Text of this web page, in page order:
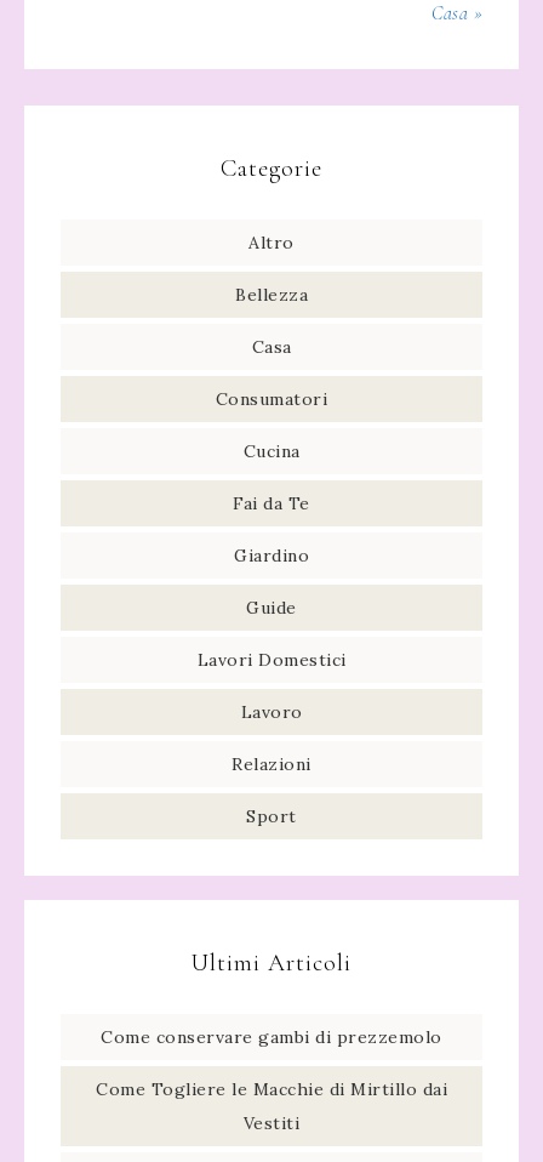
Casa »
Categorie
Altro
Bellezza
Casa
Consumatori
Cucina
Fai da Te
Giardino
Guide
Lavori Domestici
Lavoro
Relazioni
Sport
Ultimi Articoli
Come conservare gambi di prezzemolo​
Come Togliere le Macchie di Mirtillo dai
Vestiti